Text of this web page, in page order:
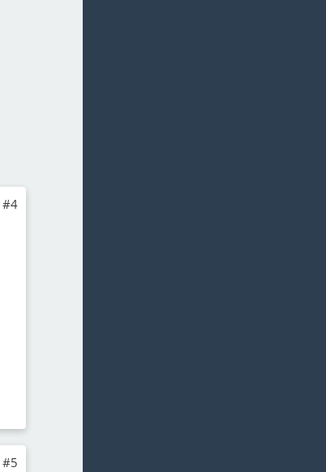
#4
#5